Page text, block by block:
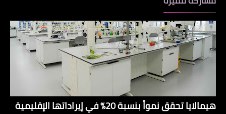
هيمالايا تحقق نمواً بنسبة 20% في إيراداتها الإقليمية